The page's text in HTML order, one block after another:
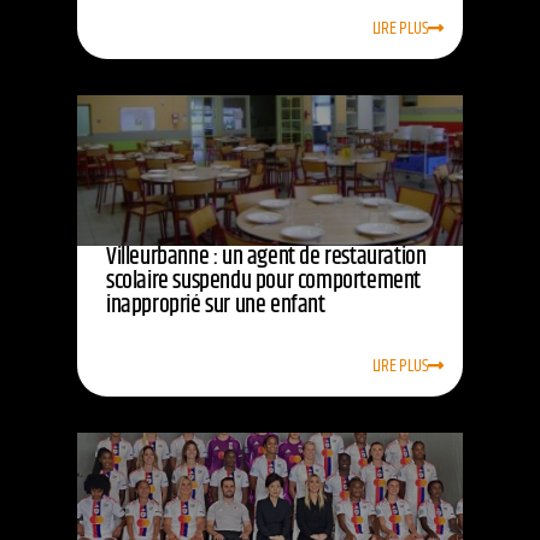
LIRE PLUS
Villeurbanne : un agent de restauration
scolaire suspendu pour comportement
inapproprié sur une enfant
LIRE PLUS